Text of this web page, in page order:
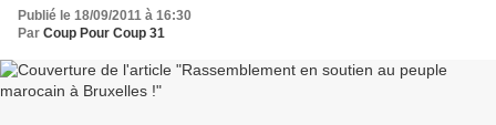
Publié le 18/09/2011 à 16:30
Par Coup Pour Coup 31